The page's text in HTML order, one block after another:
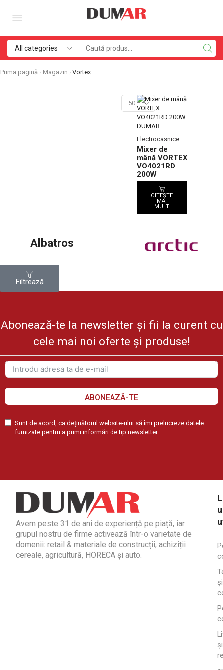
Prima pagină / Magazin / Vortex
Filtrează
Electrocasnice
Mixer de
mână VORTEX
VO4021RD
200W
CITEȘTE
MAI
MULT
Albatros
Abonează-te la newsletter și fii la curent cu
cele mai noi oferte și produse!
ABONEAZĂ-TE
Sunt de acord, ca deținătorul website-ului să îmi prelucreze datele
furnizate pentru a primi informări de tip newsletter.
Avem peste 31 de ani de experiență pe piață, iar
grupul nostru de firme activează într-o varietate de
domenii: retail & materiale de construcții, achiziții
cereale, agricultură, HORECA și auto.
și
și